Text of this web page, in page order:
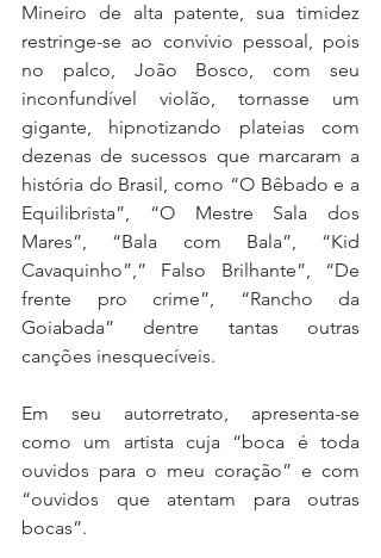
Mineiro de alta patente, sua timidez
restringe-se ao convívio pessoal, pois
no palco, João Bosco, com seu
inconfundível violão, tornasse um
gigante, hipnotizando plateias com
dezenas de sucessos que marcaram a
história do Brasil, como “O Bêbado e a
Equilibrista”, “O Mestre Sala dos
Mares”, “Bala com Bala”, “Kid
Cavaquinho”,” Falso Brilhante”, “De
frente pro crime”, “Rancho da
Goiabada” dentre tantas outras
canções inesquecíveis.
Em seu autorretrato, apresenta-se
como um artista cuja “boca é toda
ouvidos para o meu coração” e com
“ouvidos que atentam para outras
bocas”.